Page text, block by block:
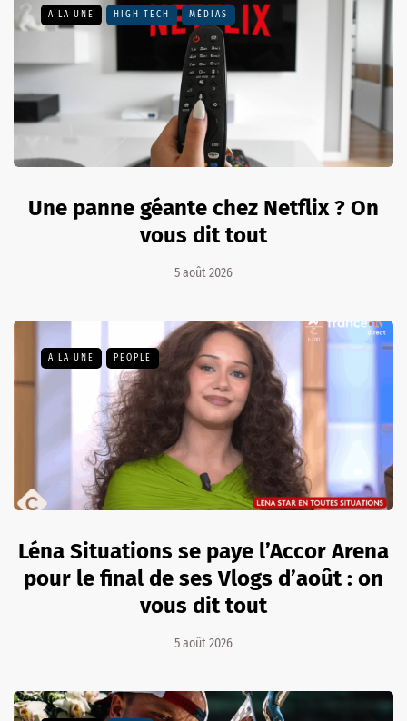
A LA UNE HIGH TECH MÉDIAS
Une panne géante chez Netflix ? On
vous dit tout
5 août 2026
A LA UNE PEOPLE
Léna Situations se paye l’Accor Arena
pour le final de ses Vlogs d’août : on
vous dit tout
5 août 2026